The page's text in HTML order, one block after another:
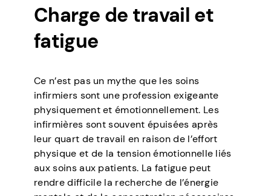
Charge de travail et
fatigue
Ce n’est pas un mythe que les soins
infirmiers sont une profession exigeante
physiquement et émotionnellement. Les
infirmières sont souvent épuisées après
leur quart de travail en raison de l’effort
physique et de la tension émotionnelle liés
aux soins aux patients. La fatigue peut
rendre difficile la recherche de l’énergie